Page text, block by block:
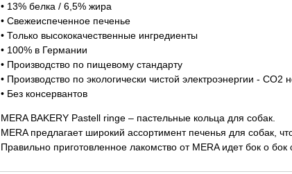
• 13% белка / 6,5% жира
• Свежеиспеченное печенье
• Только высококачественные ингредиенты
• 100% в Германии
• Производство по пищевому стандарту
• Производство по экологически чистой электроэнергии - CO2
• Без консервантов
MERA BAKERY Pastell ringe – пастельные кольца для собак.
MERA предлагает широкий ассортимент печенья для собак,
Правильно приготовленное лакомство от MERA идет бок о